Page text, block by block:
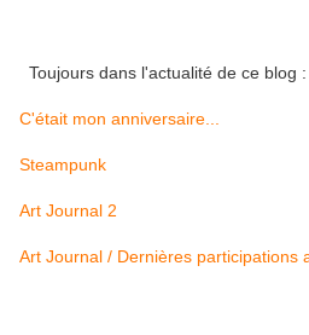
Toujours dans l'actualité de ce blog :
C'était mon anniversaire...
Steampunk
Art Journal 2
Art Journal / Dernières participations